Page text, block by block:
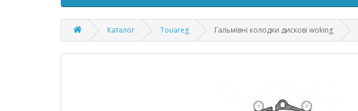
Каталог Touareg Гальмівні колодки дискові woking